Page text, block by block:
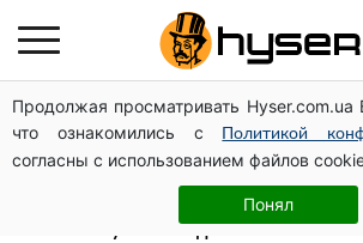
Продолжая просматривать
что ознакомились с
Политикой
согласны с использованием файлов
Понял
На Подолі обговорили розвиток
рекреації
Повністю гола Анна Трінчер
таких розмірів ви ще не бачили